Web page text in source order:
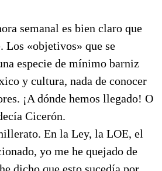
semanal es bien claro que
Los «objetivos» que se
especie de mínimo barniz
y cultura, nada de conocer
¡A dónde hemos llegado! O
Cicerón.
En la Ley, la LOE, el
yo me he quejado de